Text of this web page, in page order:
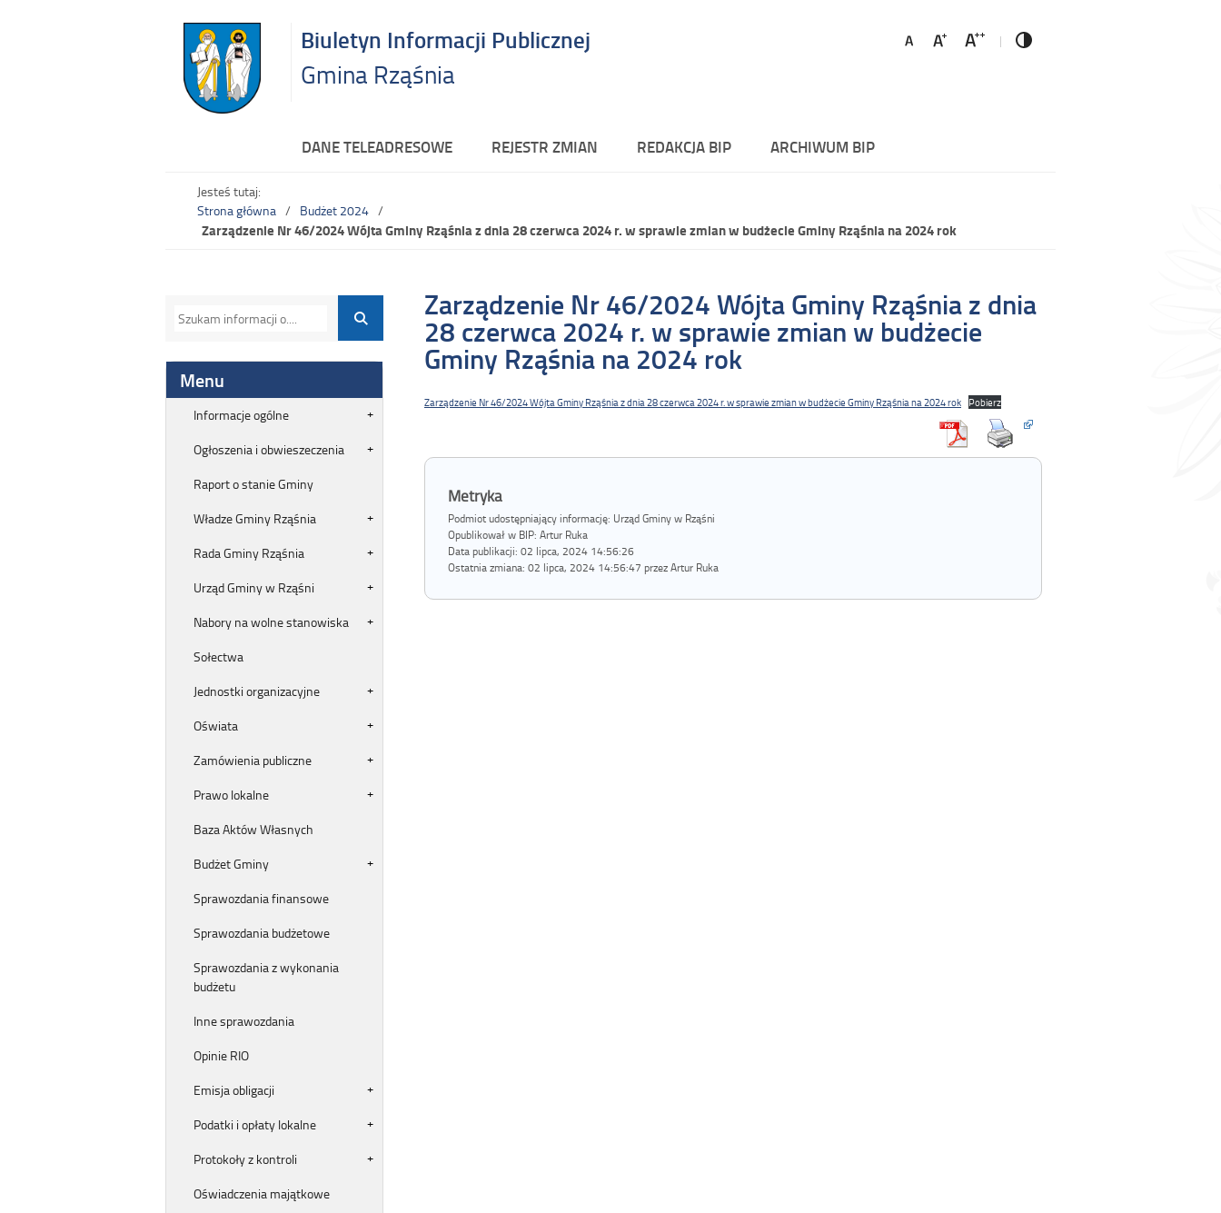
Biuletyn Informacji Publicznej
Gmina Rząśnia
DANE TELEADRESOWE REJESTR ZMIAN REDAKCJA BIP ARCHIWUM BIP
Jesteś tutaj:
Strona główna
Budżet 2024
Zarządzenie Nr 46/2024 Wójta Gminy Rząśnia z dnia 28 czerwca 2024 r. w sprawie zmian w budżecie Gminy Rząśnia na 2024 rok
Menu
Informacje ogólne
Ogłoszenia i obwieszeczenia
Raport o stanie Gminy
Władze Gminy Rząśnia
Rada Gminy Rząśnia
Urząd Gminy w Rząśni
Nabory na wolne stanowiska
Sołectwa
Jednostki organizacyjne
Oświata
Zamówienia publiczne
Prawo lokalne
Baza Aktów Własnych
Budżet Gminy
Sprawozdania finansowe
Sprawozdania budżetowe
Sprawozdania z wykonania
budżetu
Inne sprawozdania
Opinie RIO
Emisja obligacji
Podatki i opłaty lokalne
Protokoły z kontroli
Oświadczenia majątkowe
Zarządzenie Nr 46/2024 Wójta Gminy Rząśnia z dnia
28 czerwca 2024 r. w sprawie zmian w budżecie
Gminy Rząśnia na 2024 rok
Zarządzenie Nr 46/2024 Wójta Gminy Rząśnia z dnia 28 czerwca 2024 r. w sprawie zmian w budżecie Gminy Rząśnia na 2024 rok Pobierz
Metryka
Podmiot udostępniający informację: Urząd Gminy w Rząśni
Opublikował w BIP: Artur Ruka
Data publikacji: 02 lipca, 2024 14:56:26
Ostatnia zmiana: 02 lipca, 2024 14:56:47 przez Artur Ruka